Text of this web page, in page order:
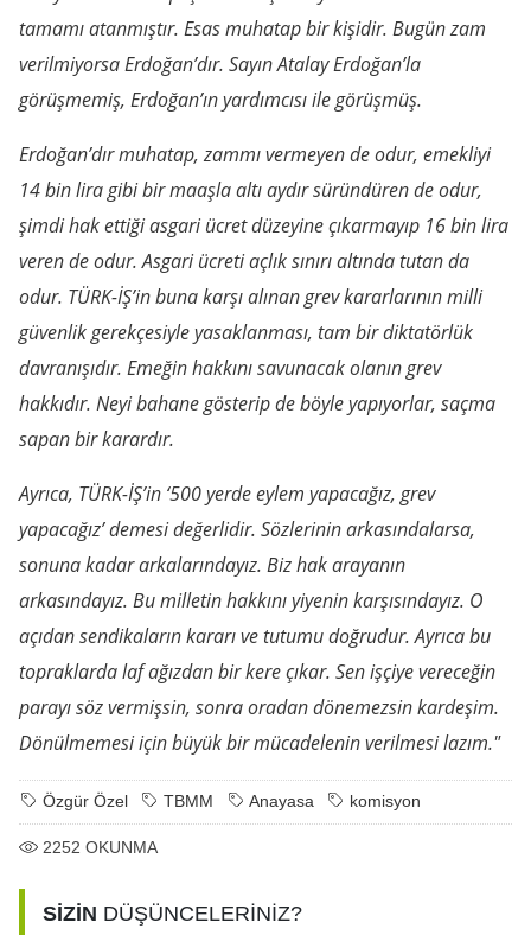
tamamı atanmıştır. Esas muhatap bir kişidir. Bugün zam
verilmiyorsa Erdoğan’dır. Sayın Atalay Erdoğan’la
görüşmemiş, Erdoğan’ın yardımcısı ile görüşmüş.
Erdoğan’dır muhatap, zammı vermeyen de odur, emekliyi
14 bin lira gibi bir maaşla altı aydır süründüren de odur,
şimdi hak ettiği asgari ücret düzeyine çıkarmayıp 16 bin lira
veren de odur. Asgari ücreti açlık sınırı altında tutan da
odur. TÜRK-İŞ’in buna karşı alınan grev kararlarının milli
güvenlik gerekçesiyle yasaklanması, tam bir diktatörlük
davranışıdır. Emeğin hakkını savunacak olanın grev
hakkıdır. Neyi bahane gösterip de böyle yapıyorlar, saçma
sapan bir karardır.
Ayrıca, TÜRK-İŞ’in ‘500 yerde eylem yapacağız, grev
yapacağız’ demesi değerlidir. Sözlerinin arkasındalarsa,
sonuna kadar arkalarındayız. Biz hak arayanın
arkasındayız. Bu milletin hakkını yiyenin karşısındayız. O
açıdan sendikaların kararı ve tutumu doğrudur. Ayrıca bu
topraklarda laf ağızdan bir kere çıkar. Sen işçiye vereceğin
parayı söz vermişsin, sonra oradan dönemezsin kardeşim.
Dönülmemesi için büyük bir mücadelenin verilmesi lazım."
Özgür Özel TBMM Anayasa komisyon
2252 OKUNMA
SİZİN DÜŞÜNCELERİNİZ?